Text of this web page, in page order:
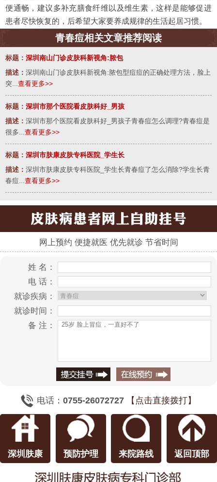
便通畅，建议多补充膳食纤维以及维生素，这样是能够促进
患者尽快恢复的，后希望大家要养成规律的生活起居习惯。
青春痘相关文章推荐阅读
标题：深圳南山门诊皮肤科新视角:脓包
描述：深圳南山门诊皮肤科新视角:脓包型痘痘的正确处理方法，脸上
突...查看更多>>
标题：深圳市那个医院看皮肤科好_男孩
描述：深圳市那个医院看皮肤科好_男孩子青春痘怎么调理?青春痘是
很多...查看更多>>
标题：深圳市肤康皮肤专科医院_学生长
描述：深圳市肤康皮肤专科医院_学生长青春痘了怎么消除?学生长青
春痘...查看更多>>
网上预约 便捷就医 优先就诊 节省时间
姓 名：
电 话：
就诊疾病：
就诊时间：
备 注：
电话：0755-26072727 【点击直接拨打】
深圳肤康 预防护理 来院路线 返回顶部